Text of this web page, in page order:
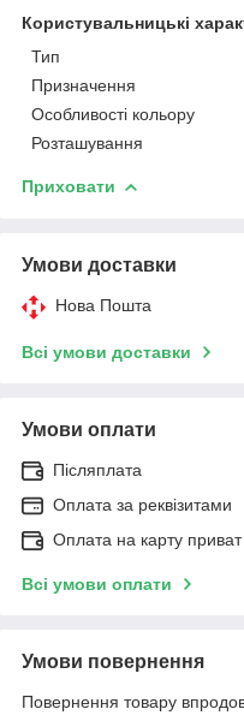
Користувальницькі
Тип
Призначення
Особливості кольору
Розташування
Приховати
Умови доставки
Нова Пошта
Всі умови доставки
Умови оплати
Післяплата
Оплата за реквізитами
Оплата на карту
Всі умови оплати
Умови повернення
Повернення товару